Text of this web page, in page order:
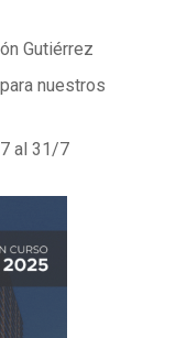
Gutiérrez
nuestros
al 31/7